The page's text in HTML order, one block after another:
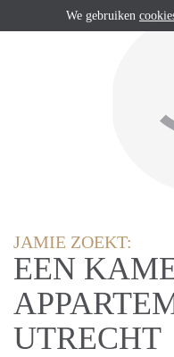
JAMIE ZOEKT:
EEN
UTRECHT
We gebruiken